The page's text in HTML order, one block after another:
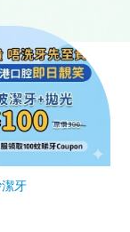
牙